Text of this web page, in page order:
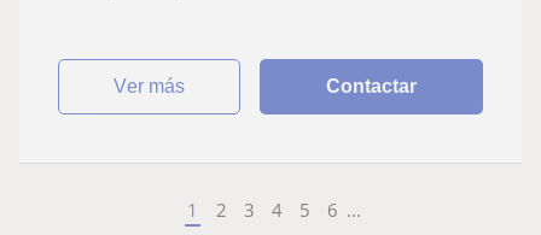
ver más Contactar
1 2 3 4 5 6 ...